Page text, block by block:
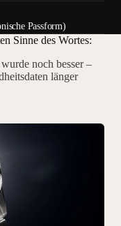
Passform)
Sinne des Wortes:
noch besser –
länger